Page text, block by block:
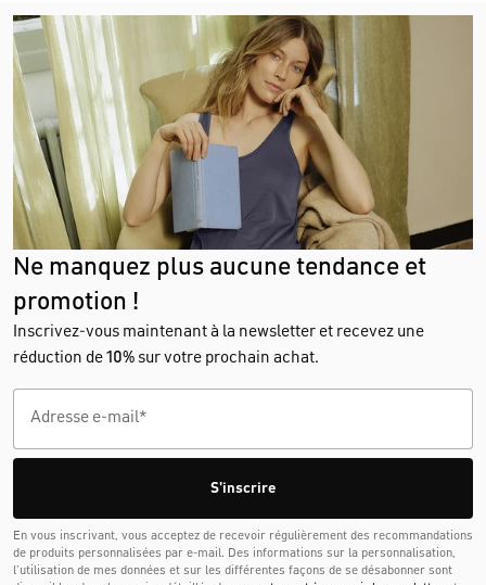
Ne manquez plus aucune tendance et
promotion !
Inscrivez-vous maintenant à la newsletter et recevez une
réduction de10%sur votre prochain achat.
S'inscrire
En vous inscrivant, vous acceptez de recevoir régulièrement des recommandations
de produits personnalisées par e-mail. Des informations sur la personnalisation,
l’utilisation de mes données et sur les différentes façons de se désabonner sont